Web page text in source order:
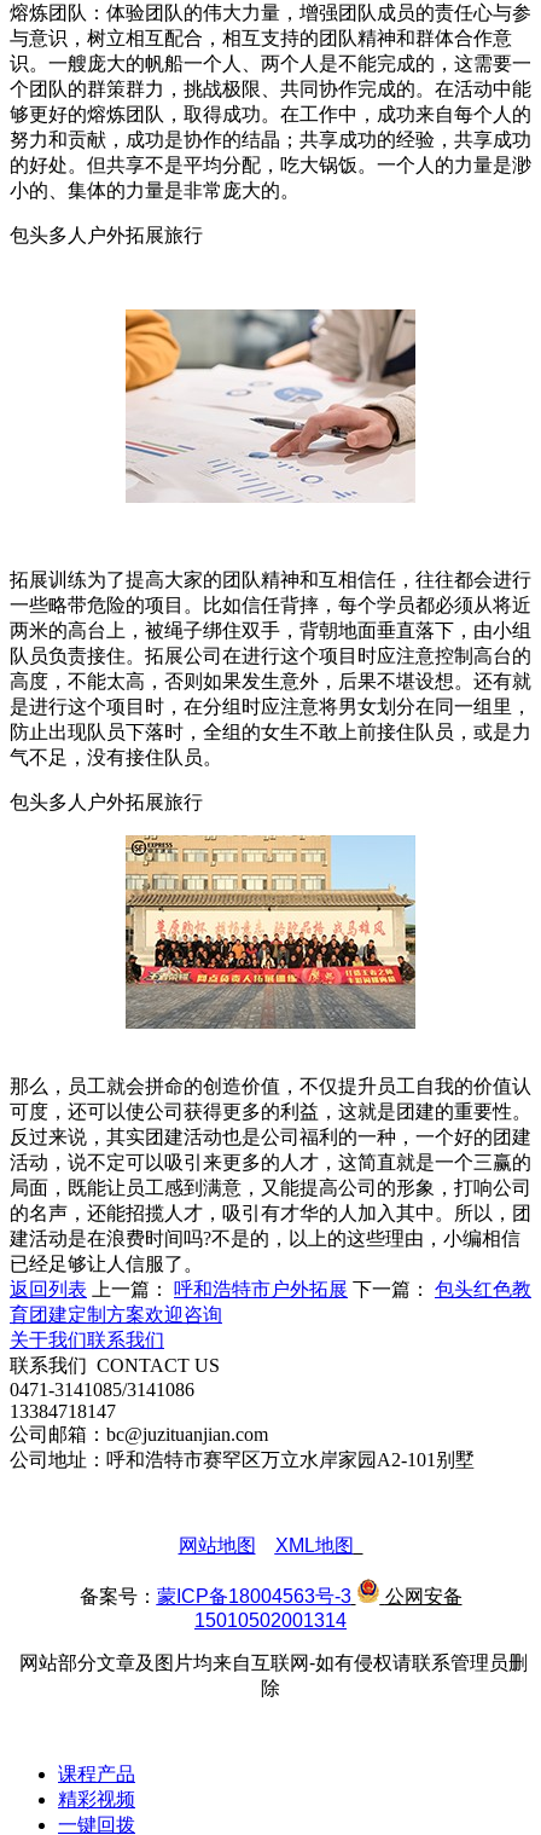
熔炼团队：体验团队的伟大力量，增强团队成员的责任心与参
与意识，树立相互配合，相互支持的团队精神和群体合作意
识。一艘庞大的帆船一个人、两个人是不能完成的，这需要一
个团队的群策群力，挑战极限、共同协作完成的。在活动中能
够更好的熔炼团队，取得成功。在工作中，成功来自每个人的
努力和贡献，成功是协作的结晶；共享成功的经验，共享成功
的好处。但共享不是平均分配，吃大锅饭。一个人的力量是渺
小的、集体的力量是非常庞大的。
包头多人户外拓展旅行
拓展训练为了提高大家的团队精神和互相信任，往往都会进行
一些略带危险的项目。比如信任背摔，每个学员都必须从将近
两米的高台上，被绳子绑住双手，背朝地面垂直落下，由小组
队员负责接住。拓展公司在进行这个项目时应注意控制高台的
高度，不能太高，否则如果发生意外，后果不堪设想。还有就
是进行这个项目时，在分组时应注意将男女划分在同一组里，
防止出现队员下落时，全组的女生不敢上前接住队员，或是力
气不足，没有接住队员。
包头多人户外拓展旅行
那么，员工就会拼命的创造价值，不仅提升员工自我的价值认
可度，还可以使公司获得更多的利益，这就是团建的重要性。
反过来说，其实团建活动也是公司福利的一种，一个好的团建
活动，说不定可以吸引来更多的人才，这简直就是一个三赢的
局面，既能让员工感到满意，又能提高公司的形象，打响公司
的名声，还能招揽人才，吸引有才华的人加入其中。所以，团
建活动是在浪费时间吗?不是的，以上的这些理由，小编相信
已经足够让人信服了。
返回列表
上一篇： 呼和浩特市户外拓展 下一篇： 包头红色教
育团建定制方案欢迎咨询
关于我们联系我们
联系我们 CONTACT US
0471-3141085/3141086
13384718147
公司邮箱：bc@juzituanjian.com
公司地址：呼和浩特市赛罕区万立水岸家园A2-101别墅
网站地图 XML地图
备案号： 蒙ICP备18004563号-3
公网安备
15010502001314
网站部分文章及图片均来自互联网-如有侵权请联系管理员删
除
课程产品
精彩视频
一键回拨